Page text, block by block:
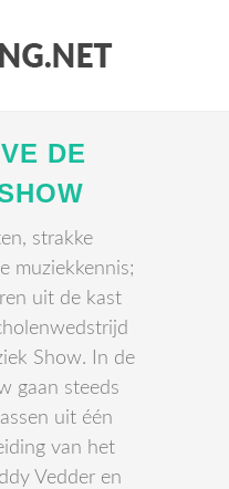
DE
strakke
muziekkennis;
uit de kast
Show. In de
gaan steeds
uit één
van het
Vedder en